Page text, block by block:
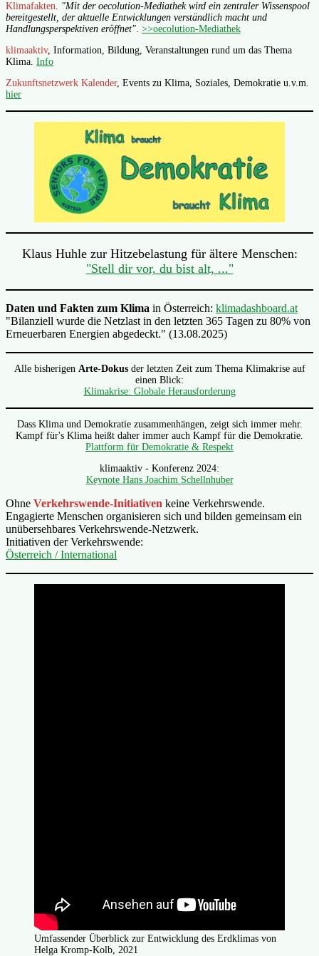
Klimafakten. "Mit der oecolution-Mediathek wird ein zentraler Wissenspool
bereitgestellt, der aktuelle Entwicklungen verständlich macht und
Handlungsperspektiven eröffnet". >>oecolution-Mediathek
klimaaktiv, Information, Bildung, Veranstaltungen rund um das Thema
Klima. Info
Zukunftsnetzwerk Kalender, Events zu Klima, Soziales, Demokratie u.v.m.
hier
Klaus Huhle zur Hitzebelastung für ältere Menschen:
"Stell dir vor, du bist alt, ..."
Daten und Fakten zum Klima in Österreich: klimadashboard.at
"Bilanziell wurde die Netzlast in den letzten 365 Tagen zu 80% von
Erneuerbaren Energien abgedeckt." (13.08.2025)
Alle bisherigen Arte-Dokusder letzten Zeit zum Thema Klimakrise auf
einen Blick:
Klimakrise: Globale Herausforderung
Dass Klima und Demokratie zusammenhängen, zeigt sich immer mehr.
Kampf für's Klima heißt daher immer auch Kampf für die Demokratie.
Plattform für Demokratie & Respekt
klimaaktiv - Konferenz 2024:
Keynote Hans Joachim Schellnhuber
Ohne Verkehrswende-Initiativen keine Verkehrswende.
Engagierte Menschen organisieren sich und bilden gemeinsam ein
unübersehbares Verkehrswende-Netzwerk.
Initiativen der Verkehrswende:
Österreich / International
Umfassender Überblick zur Entwicklung des Erdklimas von
Helga Kromp-Kolb, 2021